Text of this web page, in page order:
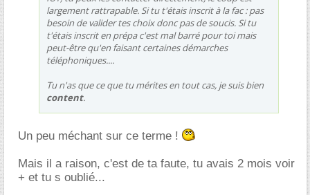
largement rattrapable. Si tu t'étais inscrit à la fac : pas
besoin de valider tes choix donc pas de soucis. Si tu
t'étais inscrit en prépa c'est mal barré pour toi mais
peut-être qu'en faisant certaines démarches
téléphoniques....
Tu n'as que ce que tu mérites en tout cas, je suis bien
content.
Un peu méchant sur ce terme !
Mais il a raison, c'est de ta faute, tu avais 2 mois voir
+ et tu s oublié...